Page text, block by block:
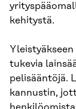
kehitystä.
tukevia
pelisääntöjä.
kannustin,